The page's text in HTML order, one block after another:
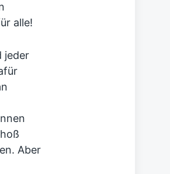
alle!
jeder
Aber